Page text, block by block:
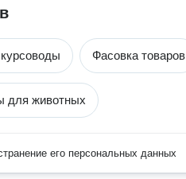
Фасовка товаров
для животных
его персональных данных